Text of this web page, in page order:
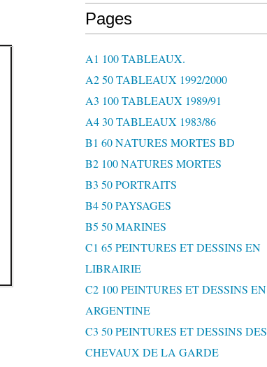
Pages
A1 100 TABLEAUX.
A2 50 TABLEAUX 1992/2000
A3 100 TABLEAUX 1989/91
A4 30 TABLEAUX 1983/86
B1 60 NATURES MORTES BD
B2 100 NATURES MORTES
B3 50 PORTRAITS
B4 50 PAYSAGES
B5 50 MARINES
C1 65 PEINTURES ET DESSINS EN
LIBRAIRIE
C2 100 PEINTURES ET DESSINS EN
ARGENTINE
C3 50 PEINTURES ET DESSINS DES
CHEVAUX DE LA GARDE